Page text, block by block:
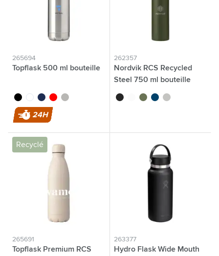
265694
Topflask 500 ml bouteille
noir blancbleu rougeargenté
24H
262357
Nordvik RCS Recycled
Steel 750 ml bouteille
noir blancvert bleu argenté
Recyclé
265691
Topflask Premium RCS
263377
Hydro Flask Wide Mouth